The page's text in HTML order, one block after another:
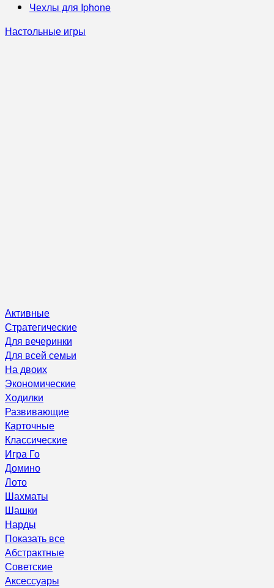
Чехлы для Iphone
Настольные игры
Активные
Стратегические
Для вечеринки
Для всей семьи
На двоих
Экономические
Ходилки
Развивающие
Карточные
Классические
Игра Го
Домино
Лото
Шахматы
Шашки
Нарды
Показать все
Абстрактные
Советские
Аксессуары